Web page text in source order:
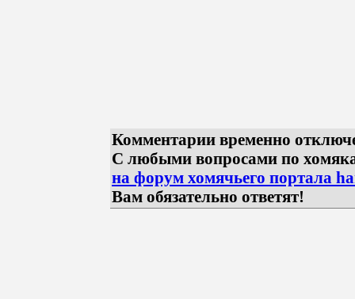
Комментарии временно
С любыми вопросами по
на форум хомячьего портала
Вам обязательно ответят!